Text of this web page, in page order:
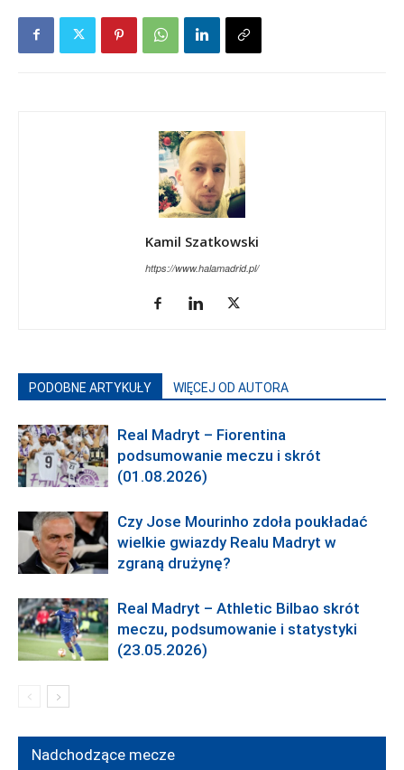
Kamil Szatkowski
https://www.halamadrid.pl/
PODOBNE ARTYKUŁY WIĘCEJ OD AUTORA
Real Madryt – Fiorentina
podsumowanie meczu i skrót
(01.08.2026)
Czy Jose Mourinho zdoła poukładać
wielkie gwiazdy Realu Madryt w
zgraną drużynę?
Real Madryt – Athletic Bilbao skrót
meczu, podsumowanie i statystyki
(23.05.2026)
Nadchodzące mecze